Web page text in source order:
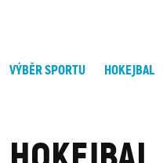
VÝBĚR SPORTU HOKEJBAL